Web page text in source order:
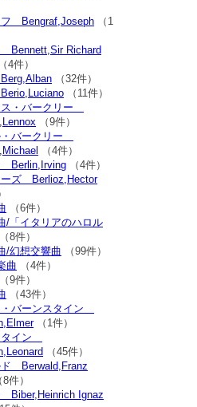
フ Bengraf,Joseph （1
Bennett,Sir Richard
（4件）
（32件）
（11件）
ス・バークリー
（9件）
・バークリー
（4件）
Berlin,Irving （4件）
ーズ Berlioz,Hector
（6件）
/「イタリアのハロル
（8件）
/幻想交響曲 （99件）
曲 （4件）
（9件）
（43件）
・バーンスタイン
（1件）
タイン
（45件）
ド Berwald,Franz
8件）
Biber,Heinrich Ignaz